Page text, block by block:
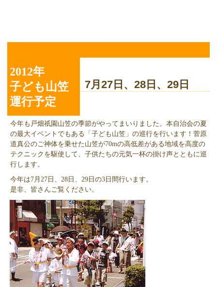
2012年
子ども山笠
運行予定
7月27日、28日、29日
今年も戸畑祇園山笠の季節がやってまいりました。本自治会の夏
の最大イベントでもある「子ども山笠」の巡行を行います！菅原
道真公のご神体を乗せた山笠が70mの高低差がある地域を高度の
テクニックを駆使して、子供たちの元気一杯の掛け声とともに巡
行します。
今年は7月27日、28日、29日の3日間行います。
是非、皆さんご覧ください。